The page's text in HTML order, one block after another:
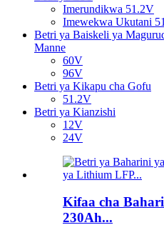
Imerundikwa 51.2V
Imewekwa Ukutani
Betri ya Baiskeli ya
Manne
60V
96V
Betri ya Kikapu cha Gofu
51.2V
Betri ya Kianzishi
12V
24V
Kifaa cha
230Ah...